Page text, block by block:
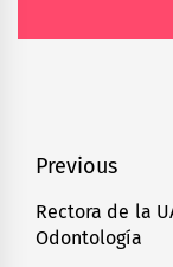
Navegación
de
entradas
Previous
Previous
post:
Rectora de la
Odontología